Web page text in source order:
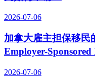
2026-07-06
加拿大雇主担保移民
Employer-
2026-07-06